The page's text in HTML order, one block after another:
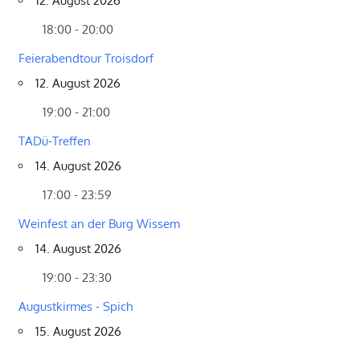
18:00 - 20:00
Feierabendtour Troisdorf
12. August 2026
19:00 - 21:00
TADü-Treffen
14. August 2026
17:00 - 23:59
Weinfest an der Burg Wissem
14. August 2026
19:00 - 23:30
Augustkirmes - Spich
15. August 2026